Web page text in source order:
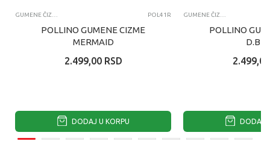
POL41R
POLLINO GUMENE CIZME
MERMAID
2.499,00 RSD
DODAJ U KORPU
POLLINO
2.499,00
DODAJ